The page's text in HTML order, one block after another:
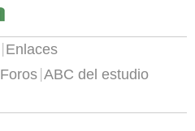
Enlaces
Foros ABC del estudio